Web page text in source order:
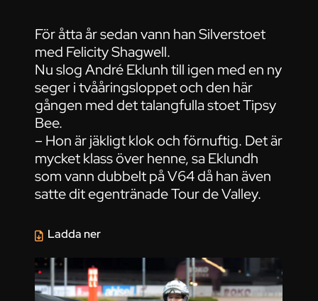
För åtta år sedan vann han Silverstoet
med Felicity Shagwell.
Nu slog André Eklunh till igen med en ny
seger i tvååringsloppet och den här
gången med det talangfulla stoet Tipsy
Bee.
– Hon är jäkligt klok och förnuftig. Det är
mycket klass över henne, sa Eklundh
som vann dubbelt på V64 då han även
satte dit egentränade Tour de Valley.
Ladda ner